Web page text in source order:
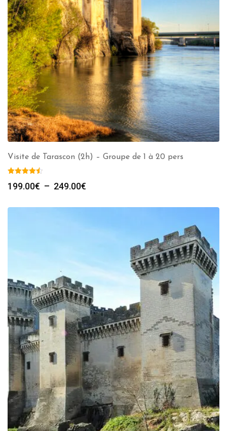
Visite de Tarascon (2h) – Groupe de 1 à 20 pers
199.00€ – 249.00€
prix :